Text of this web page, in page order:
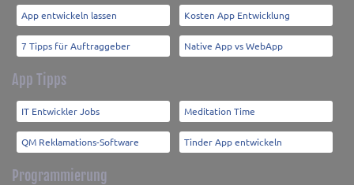
App entwickeln lassen Kosten App Entwicklung
7 Tipps für Auftraggeber Native App vs WebApp
App Tipps
IT Entwickler Jobs Meditation Time
QM Reklamations-Software Tinder App entwickeln
Programmierung